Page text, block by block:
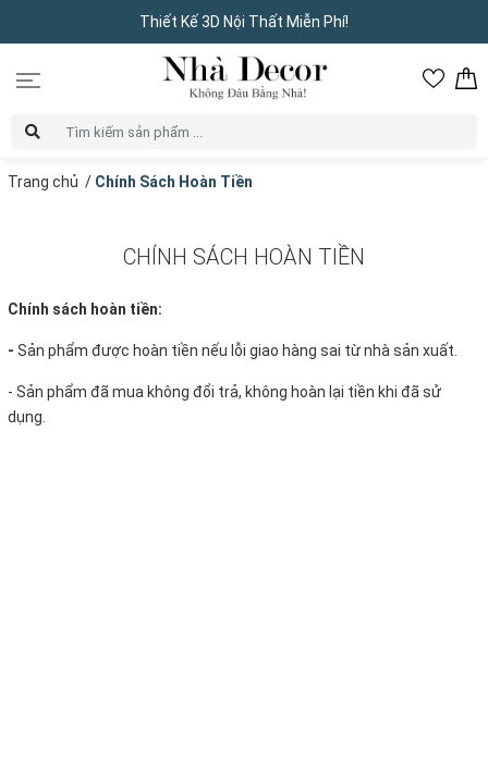
Thiết Kế 3D Nội Thất Miễn Phí!
Trang chủ / Chính Sách Hoàn Tiền
CHÍNH SÁCH HOÀN TIỀN
Chính sách hoàn tiền:
- Sản phẩm được hoàn tiền nếu lỗi giao hàng sai từ nhà sản xuất.
- Sản phẩm đã mua không đổi trả, không hoàn lại tiền khi đã sử
dụng.